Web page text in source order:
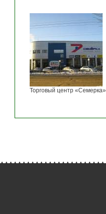
Торговый центр «Семерка»